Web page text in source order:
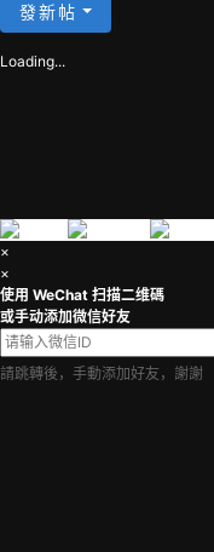
發新帖
Loading...
×
×
使用 WeChat 扫描二维碼
或手动添加微信好友
請跳轉後，手動添加好友，謝謝